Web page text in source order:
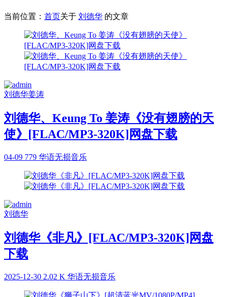
当前位置： 首页关于 刘德华 的文章
刘德华姜涛
刘德华、Keung To 姜涛《没有翅膀的天
使》[FLAC/MP3-320K]网盘下载
04-09 779 华语无损音乐
刘德华
刘德华《非凡》[FLAC/MP3-320K]网盘
下载
2025-12-30 2.02 K 华语无损音乐